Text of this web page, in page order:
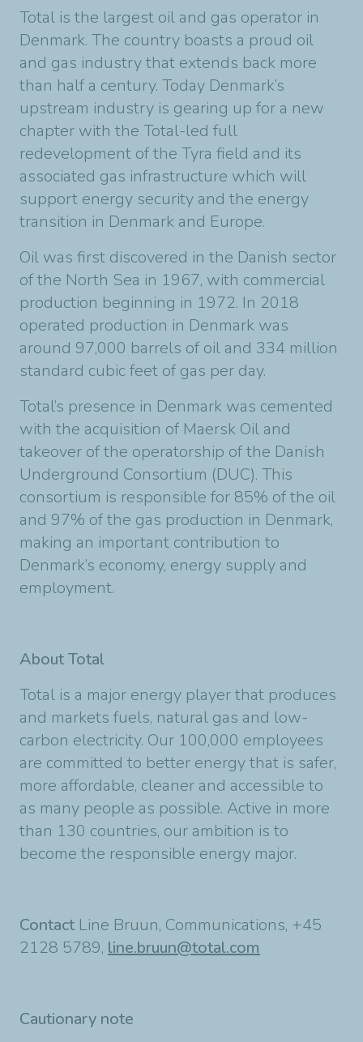
Total is the largest oil and gas operator in
Denmark. The country boasts a proud oil
and gas industry that extends back more
than half a century. Today Denmark’s
upstream industry is gearing up for a new
chapter with the Total-led full
redevelopment of the Tyra field and its
associated gas infrastructure which will
support energy security and the energy
transition in Denmark and Europe.
Oil was first discovered in the Danish sector
of the North Sea in 1967, with commercial
production beginning in 1972. In 2018
operated production in Denmark was
around 97,000 barrels of oil and 334 million
standard cubic feet of gas per day.
Total’s presence in Denmark was cemented
with the acquisition of Maersk Oil and
takeover of the operatorship of the Danish
Underground Consortium (DUC). This
consortium is responsible for 85% of the oil
and 97% of the gas production in Denmark,
making an important contribution to
Denmark’s economy, energy supply and
employment.
About Total
Total is a major energy player that produces
and markets fuels, natural gas and low-
carbon electricity. Our 100,000 employees
are committed to better energy that is safer,
more affordable, cleaner and accessible to
as many people as possible. Active in more
than 130 countries, our ambition is to
become the responsible energy major.
Contact Line Bruun, Communications, +45
2128 5789, line.bruun@total.com
Cautionary note